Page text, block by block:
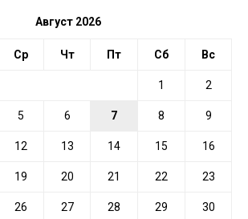
Август 2026
Ср Чт Пт Сб Вс
1 2
5 6 7 8 9
12 13 14 15 16
19 20 21 22 23
26 27 28 29 30